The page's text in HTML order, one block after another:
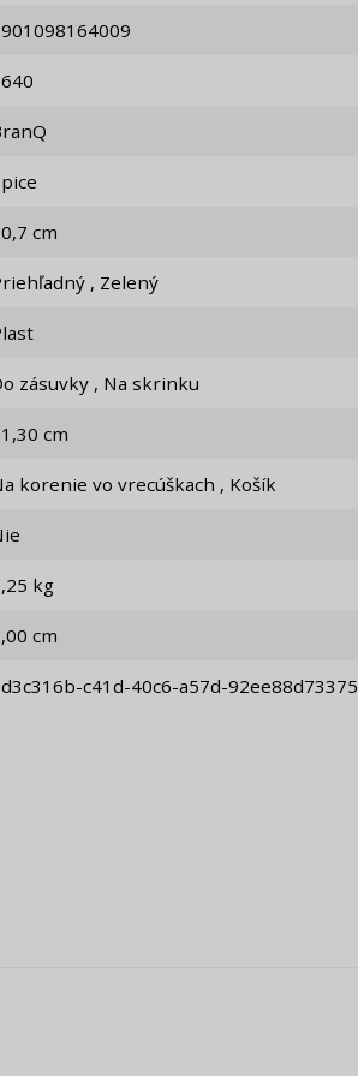
5901098164009
1640
BranQ
Spice
30,7 cm
Priehľadný , Zelený
Plast
Do zásuvky , Na skrinku
11,30 cm
Na korenie vo vrecúškach , Košík
Nie
0,25 kg
8,00 cm
1d3c316b-c41d-40c6-a57d-92ee88d73375